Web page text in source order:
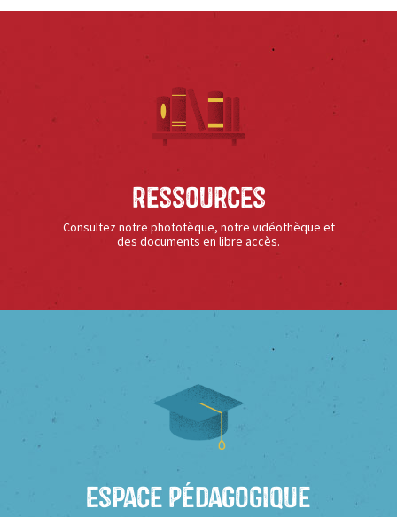
Ressources
Consultez notre phototèque, notre vidéothèque et
des documents en libre accès.
Espace Pédagogique